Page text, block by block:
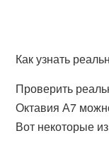
Как узнать
Проверить
Октавия А7
Вот некоторые